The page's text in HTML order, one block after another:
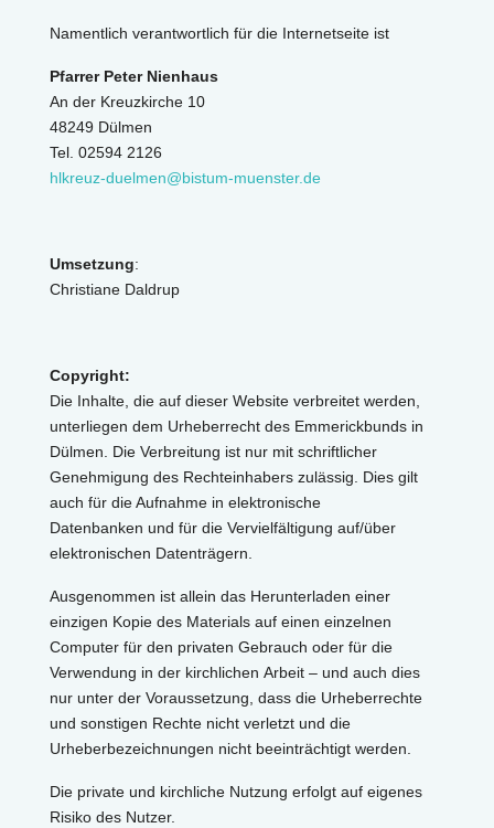
Namentlich verantwortlich für die Internetseite ist
Pfarrer Peter Nienhaus
An der Kreuzkirche 10
48249 Dülmen
Tel. 02594 2126
hlkreuz-duelmen@bistum-muenster.de
Umsetzung:
Christiane Daldrup
Copyright:
Die Inhalte, die auf dieser Website verbreitet werden,
unterliegen dem Urheberrecht des Emmerickbunds in
Dülmen. Die Verbreitung ist nur mit schriftlicher
Genehmigung des Rechteinhabers zulässig. Dies gilt
auch für die Aufnahme in elektronische
Datenbanken und für die Vervielfältigung auf/über
elektronischen Datenträgern.
Ausgenommen ist allein das Herunterladen einer
einzigen Kopie des Materials auf einen einzelnen
Computer für den privaten Gebrauch oder für die
Verwendung in der kirchlichen Arbeit – und auch dies
nur unter der Voraussetzung, dass die Urheberrechte
und sonstigen Rechte nicht verletzt und die
Urheberbezeichnungen nicht beeinträchtigt werden.
Die private und kirchliche Nutzung erfolgt auf eigenes
Risiko des Nutzer.